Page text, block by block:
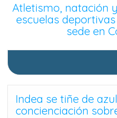
Atletismo, natación
escuelas
sede en
Indea se tiñe de
concienciación